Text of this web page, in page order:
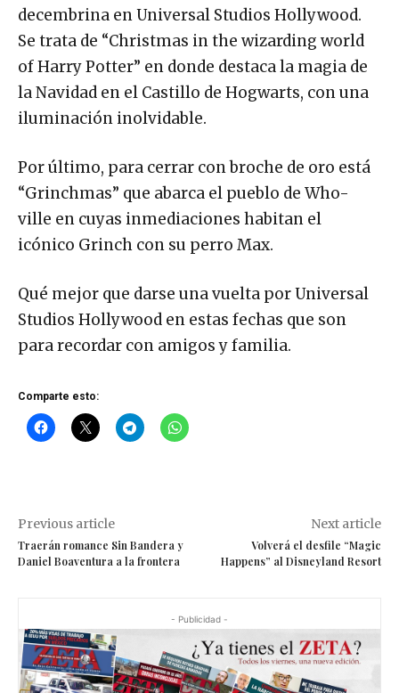
decembrina en Universal Studios Hollywood.
Se trata de “Christmas in the wizarding world
of Harry Potter” en donde destaca la magia de
la Navidad en el Castillo de Hogwarts, con una
iluminación inolvidable.
Por último, para cerrar con broche de oro está
“Grinchmas” que abarca el pueblo de Who-
ville en cuyas inmediaciones habitan el
icónico Grinch con su perro Max.
Qué mejor que darse una vuelta por Universal
Studios Hollywood en estas fechas que son
para recordar con amigos y familia.
Comparte esto:
Previous article
Traerán romance Sin Bandera y
Daniel Boaventura a la frontera
Next article
Volverá el desfile “Magic
Happens” al Disneyland Resort
- Publicidad -